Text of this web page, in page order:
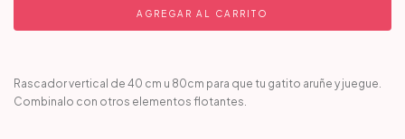
Rascador vertical de 40 cm u 80cm para que tu gatito aruñe y juegue.
Combinalo con otros elementos flotantes.